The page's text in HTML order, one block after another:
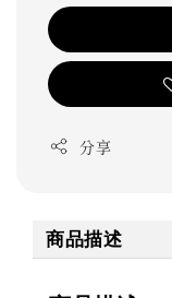
分享
商品描述